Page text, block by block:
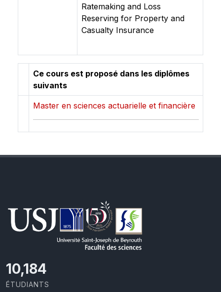
Ratemaking and Loss
Reserving for Property and
Casualty Insurance
Ce cours est proposé dans les diplômes
suivants
Master en sciences actuarielle et financière
10,801
ÉTUDIANTS